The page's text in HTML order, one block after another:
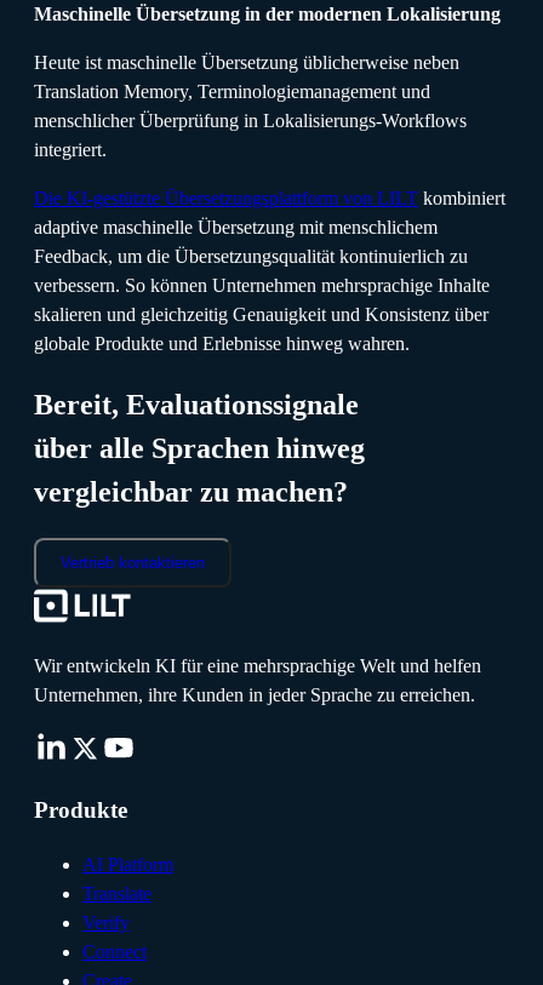
Maschinelle Übersetzung in der modernen Lokalisierung
Heute ist maschinelle Übersetzung üblicherweise neben
Translation Memory, Terminologiemanagement und
menschlicher Überprüfung in Lokalisierungs-Workflows
integriert.
Die KI-gestützte Übersetzungsplattform von LILT kombiniert
adaptive maschinelle Übersetzung mit menschlichem
Feedback, um die Übersetzungsqualität kontinuierlich zu
verbessern. So können Unternehmen mehrsprachige Inhalte
skalieren und gleichzeitig Genauigkeit und Konsistenz über
globale Produkte und Erlebnisse hinweg wahren.
Bereit, Evaluationssignale
über alle Sprachen hinweg
vergleichbar zu machen?
Vertrieb kontaktieren
Wir entwickeln KI für eine mehrsprachige Welt und helfen
Unternehmen, ihre Kunden in jeder Sprache zu erreichen.
Produkte
AI Platform
Translate
Verify
Connect
Create